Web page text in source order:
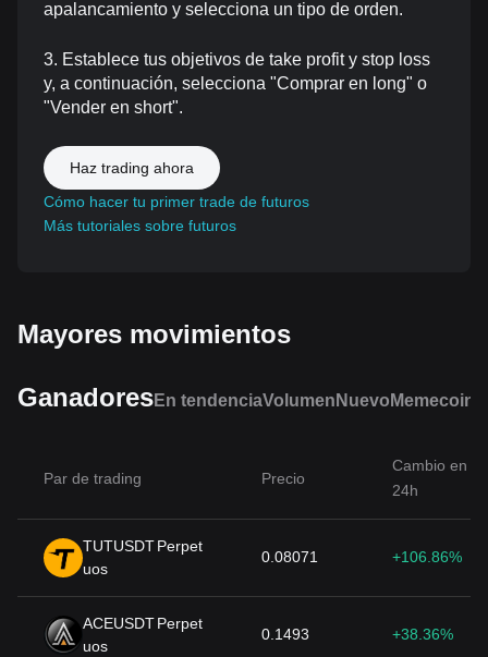
apalancamiento y selecciona un tipo de orden.
3. Establece tus objetivos de take profit y stop loss
y, a continuación, selecciona "Comprar en long" o
"Vender en short".
Haz trading ahora
Cómo hacer tu primer trade de futuros
Más tutoriales sobre futuros
Mayores movimientos
GanadoresEn tendenciaVolumen Nuevo Memecoins
Par de trading Precio
Cambio en
24h
TUTUSDTPerpet
uos
0.08071 +106.86%
ACEUSDTPerpet
uos
0.1493 +38.36%